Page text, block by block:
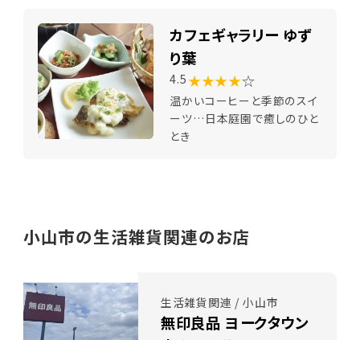
カフェギャラリー ゆず
り葉
4.5 ★★★★☆
温かいコーヒーと季節のスイ
ーツ…日本庭園で癒しのひと
とき
小山市の生活雑貨関連のお店
生活雑貨関連 / 小山市
無印良品 ヨークタウン